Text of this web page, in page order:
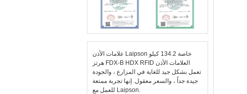
علامات الأذن Laipson خاصة 134.2 كيلو
هرتز FDX-B HDX RFID العلامات الأذن
تعمل بشكل جيد للغاية في المزارع ، والجودة
جيدة جداً ، والسعر معقول. إنها تجربة ممتعة
للعمل مع Laipson.